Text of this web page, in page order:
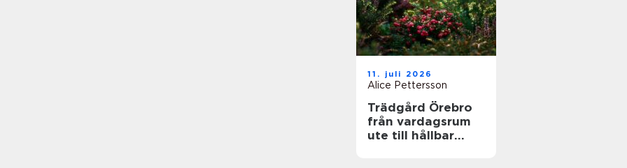
11. juli 2026
Alice Pettersson
Trädgård Örebro
från vardagsrum
ute till hållbar